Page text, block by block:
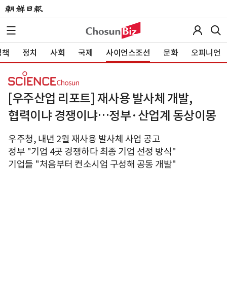
정치 사회 국제 사이언스조선 문화 오피니언
[우주산업 리포트] 재사용 발사체 개발,
협력이냐 경쟁이냐…정부·산업계 동상이몽
우주청, 내년 2월 재사용 발사체 사업 공고
정부 "기업 4곳 경쟁하다 최종 기업 선정 방식"
기업들 "처음부터 컨소시엄 구성해 공동 개발"